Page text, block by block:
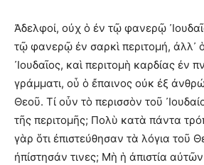
Ἀδελφοί, οὐχ ὁ ἐν τῷ φανερῷ
τῷ φανερῷ ἐν σαρκὶ περιτομή, ἀλλ᾿
᾿Ιουδαῖος, καὶ περιτομὴ καρδίας ἐν
γράμματι, οὗ ὁ ἔπαινος οὐκ ἐξ
Θεοῦ. Τί οὖν τὸ περισσὸν τοῦ
τῆς περιτομῆς; Πολὺ κατὰ πάντα
γὰρ ὅτι ἐπιστεύθησαν τὰ λόγια τοῦ
ἠπίστησάν τινες; Μὴ ἡ ἀπιστία αὐτῶν